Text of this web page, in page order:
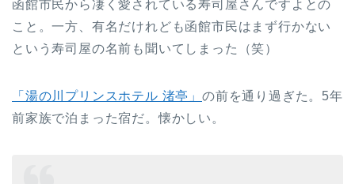
函館市民から凄く愛されている寿司屋さんですよとの
こと。一方、有名だけれども函館市民はまず行かない
という寿司屋の名前も聞いてしまった（笑）
「湯の川プリンスホテル 渚亭」 の前を通り過ぎた。5年
前家族で泊まった宿だ。懐かしい。